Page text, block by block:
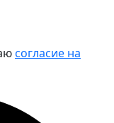
согласие на